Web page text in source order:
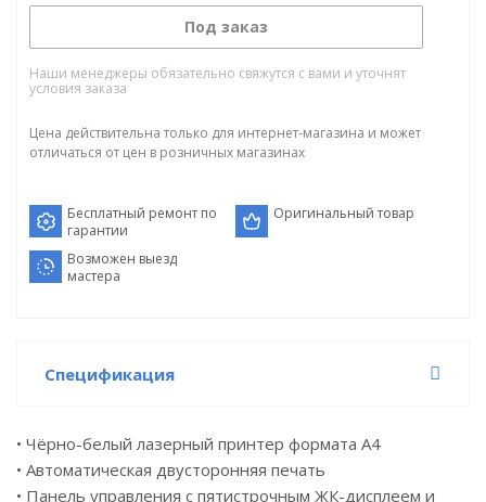
Под заказ
Наши менеджеры обязательно свяжутся с вами и уточнят
условия заказа
Цена действительна только для интернет-магазина и может
отличаться от цен в розничных магазинах
Бесплатный ремонт по
гарантии
Оригинальный товар
Возможен выезд
мастера
Спецификация
• Чёрно-белый лазерный принтер формата A4
• Автоматическая двусторонняя печать
• Панель управления с пятистрочным ЖК-дисплеем и